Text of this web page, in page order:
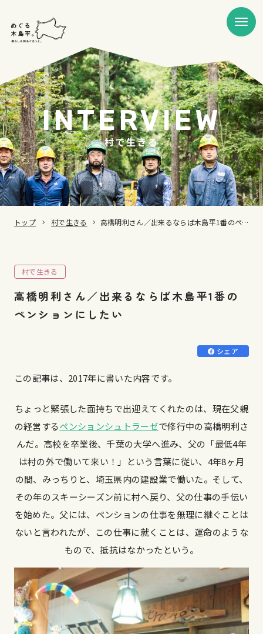
INTERVIEW
村で生きる
トップ 村で生きる 高橋明利さん／出来るならば木島平1番のペンションにしたい
村で生きる
高橋明利さん／出来るならば木島平1番の
ペンションにしたい
シェア
この記事は、2017年に書いた内容です。
ちょっと緊張した面持ちで出迎えてくれたのは、現在父親
の経営するペンションシュトラーゼで修行中の高橋明利さ
んだ。高校を卒業後、千葉の大学へ進み、父の「最低4年
は村の外で働いて来い！」という言葉に従い、4年8ヶ月
の間、みっちりと、埼玉県内の建設業で働いた。そして、
その年のスキーシーズン前に村へ戻り、父の仕事の手伝い
を始めた。父には、ペンションの仕事を無理に継ぐことは
ないと言われたが、この仕事に就くことは、運命のような
もので、抵抗はなかったという。